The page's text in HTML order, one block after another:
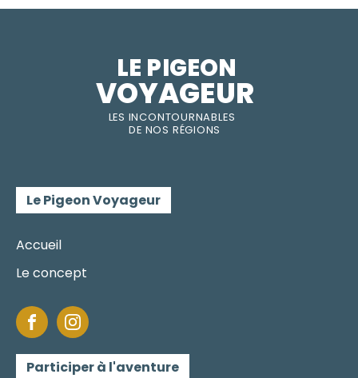
LES INCONTOURNABLES
DE NOS RÉGIONS
LE PIGEON
VOYAGEUR
Le Pigeon Voyageur
Accueil
Le concept
Participer à l'aventure